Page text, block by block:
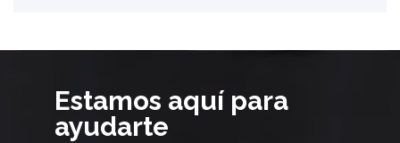
Estamos aquí para
ayudarte